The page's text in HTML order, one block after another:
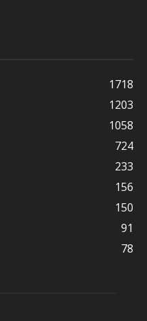
1718
1203
1058
724
233
156
150
91
78